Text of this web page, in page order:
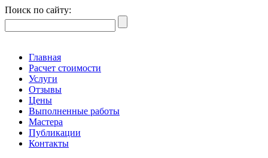
Поиск по сайту:
Главная
Расчет стоимости
Услуги
Отзывы
Цены
Выполненные работы
Мастера
Публикации
Контакты